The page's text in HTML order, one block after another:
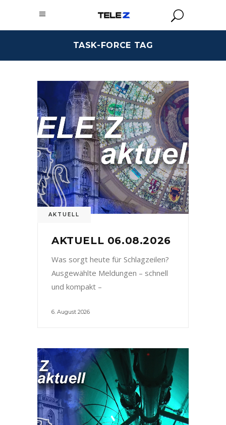
TASK-FORCE TAG
AKTUELL
AKTUELL 06.08.2026
Was sorgt heute für Schlagzeilen?
Ausgewählte Meldungen – schnell
und kompakt –
6. August 2026